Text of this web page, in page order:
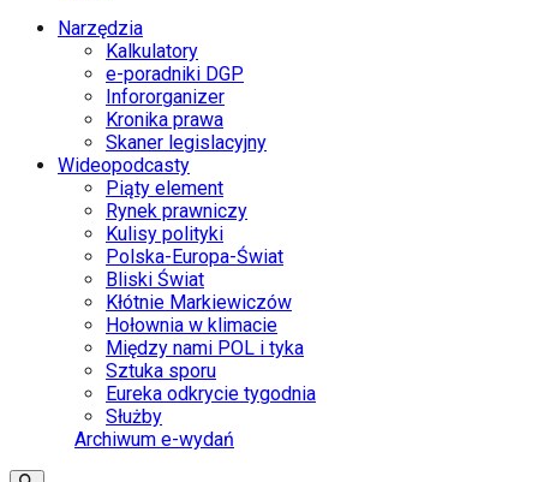
Narzędzia
Kalkulatory
e-poradniki DGP
Infororganizer
Kronika prawa
Skaner legislacyjny
Wideopodcasty
Piąty element
Rynek prawniczy
Kulisy polityki
Polska-Europa-Świat
Bliski Świat
Kłótnie Markiewiczów
Hołownia w klimacie
Między nami POL i tyka
Sztuka sporu
Eureka odkrycie tygodnia
Służby
Archiwum e-wydań